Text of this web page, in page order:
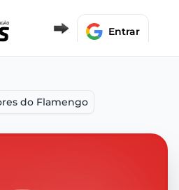
Entrar
do Flamengo